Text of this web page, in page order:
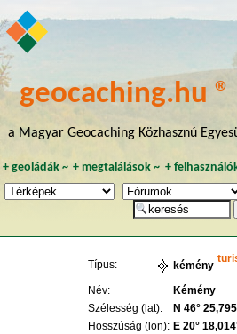
geocaching.hu ®
a Magyar Geocaching Közhasznú
+ geoládák~ +megtalálások ~ +
Típus: kémény
Név:
Kémény
Szélesség (lat):
N 46°
Hosszúság (lon): E 20°